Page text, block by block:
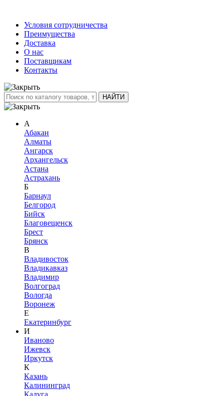
Условия сотрудничества
Преимущества
Доставка
О нас
Поставщикам
Контакты
А
Абакан
Алматы
Ангарск
Архангельск
Астана
Астрахань
Б
Барнаул
Белгород
Бийск
Благовещенск
Брест
Брянск
В
Владивосток
Владикавказ
Владимир
Волгоград
Вологда
Воронеж
Е
Екатеринбург
И
Иваново
Ижевск
Иркутск
К
Казань
Калининград
Калуга